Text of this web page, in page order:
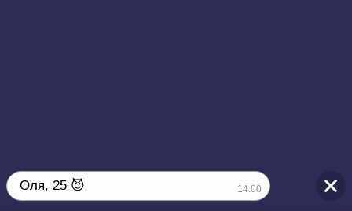
Оля, 25 😈 14:00